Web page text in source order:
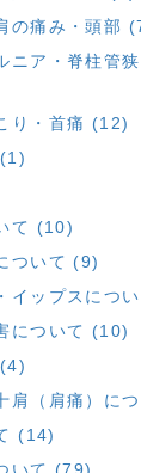
の痛み・頭部
ニア・脊柱管
り・首痛 (12)
て (10)
ついて (9)
イップスにつ
について (10)
肩（肩痛）に
(14)
いて (79)